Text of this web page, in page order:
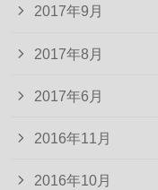
2017年9月
2017年8月
2017年6月
2016年11月
2016年10月